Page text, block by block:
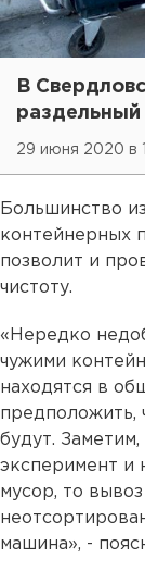
В
29 июня 2020 в
Большинство
контейнерных
позволит и
чистоту.
«Нередко
чужими
находятся в
предположить,
будут.
эксперимент и
мусор, то
машина», -